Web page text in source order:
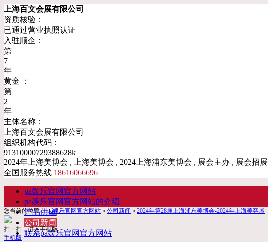
上海百文会展有限公司
资质核验：
已通过营业执照认证
入驻顺企：
第
7
年
黄金 ：
第
2
年
主体名称：
上海百文会展有限公司
组织机构代码：
91310000729388628k
2024年上海美博会 , 上海美博会 , 2024上海浦东美博会 , 展会主办 , 展会招展
全国服务热线 18616066696
pa娱乐官网官方网站
pa娱乐官网官方网站的介绍
产品供应
公司新闻
联系pa娱乐官网官方网站
您当前的位置：pa娱乐官网官方网站 » 公司新闻 » 2024年第28届上海浦东美博会-2024年上海美容展
扫一扫，进入手机版
手机版